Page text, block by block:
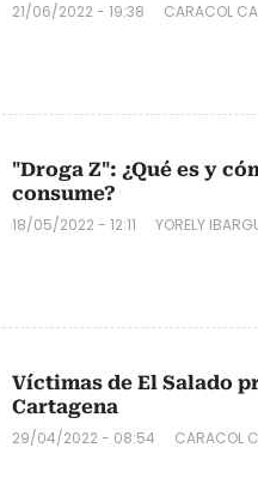
21/06/2022 - 19:38 CARACOL
"Droga Z": ¿Qué es y
consume?
18/05/2022 - 12:11 YORELY
Víctimas de El Salado
Cartagena
29/04/2022 - 08:54 CARACOL